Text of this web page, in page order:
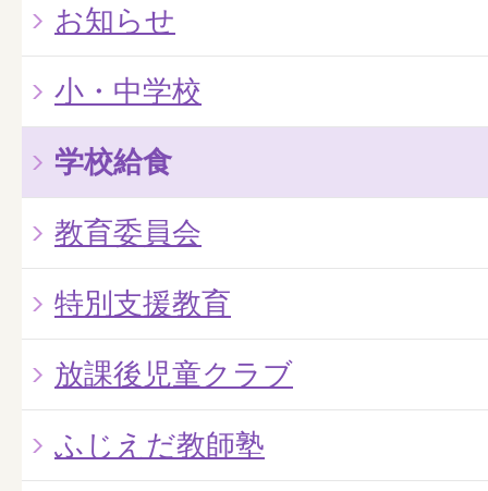
お知らせ
小・中学校
学校給食
教育委員会
特別支援教育
放課後児童クラブ
ふじえだ教師塾